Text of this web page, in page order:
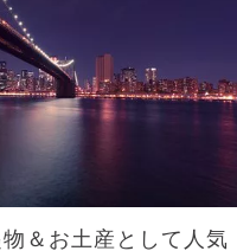
＆お土産として人気